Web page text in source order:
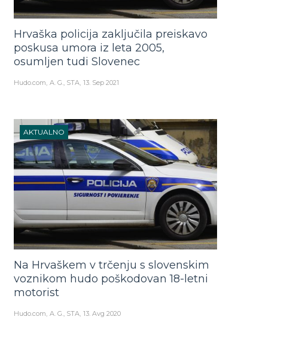
Hrvaška policija zaključila preiskavo
poskusa umora iz leta 2005,
osumljen tudi Slovenec
Hudo.com A. G., STA 13. Sep 2021
AKTUALNO
Na Hrvaškem v trčenju s slovenskim
voznikom hudo poškodovan 18-letni
motorist
Hudo.com A. G., STA 13. Avg 2020